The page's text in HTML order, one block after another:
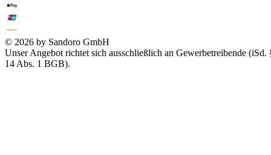
© 2026 by Sandoro GmbH
Unser Angebot richtet sich ausschließlich an Gewerbetreibende (iSd.
14 Abs. 1 BGB).